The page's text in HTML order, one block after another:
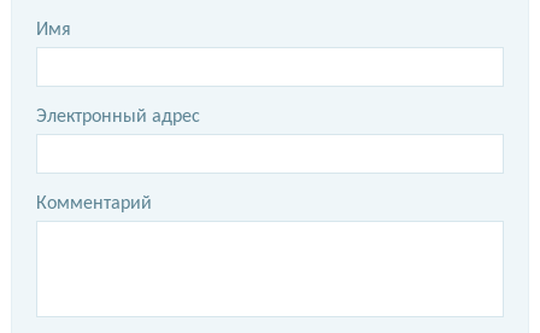
Имя
Электронный адрес
Комментарий